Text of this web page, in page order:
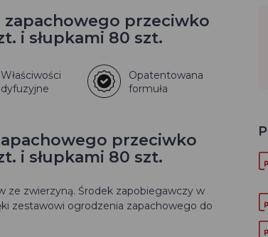
przeciwko
i słupkami 80 szt.
Właściwości
dyfuzyjne
Opatentowana
formuła
przeciwko
i słupkami 80 szt.
ze zwierzyną. Środek zapobiegawczy w
zestawowi ogrodzenia zapachowego do